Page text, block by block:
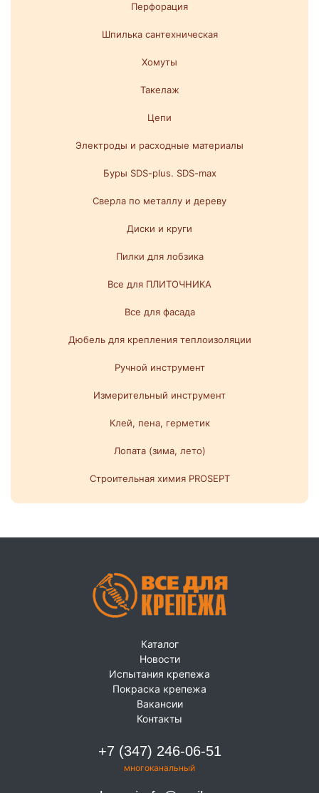
Перфорация
Шпилька сантехническая
Хомуты
Такелаж
Цепи
Электроды и расходные материалы
Буры SDS-plus. SDS-max
Сверла по металлу и дереву
Диски и круги
Пилки для лобзика
Все для ПЛИТОЧНИКА
Все для фасада
Дюбель для крепления теплоизоляции
Ручной инструмент
Измерительный инструмент
Клей, пена, герметик
Лопата (зима, лето)
Строительная химия PROSEPT
Каталог
Новости
Испытания крепежа
Покраска крепежа
Вакансии
Контакты
+7 (347) 246-06-51
многоканальный